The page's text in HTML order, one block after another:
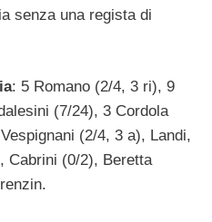
senza una regista di
: 5 Romano (2/4, 3 ri), 9
(7/24), 3 Cordola
(2/4, 3 a), Landi,
Cabrini (0/2), Beretta